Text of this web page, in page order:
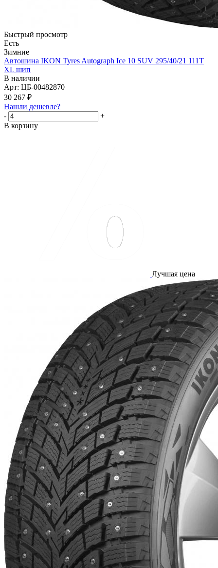
Быстрый просмотр
Есть
Зимние
Автошина IKON Tyres Autograph Ice 10 SUV 295/40/21 111T
XL шип
В наличии
Арт: ЦБ-00482870
30 267 ₽
Нашли дешевле?
-
+
В корзину
Лучшая цена